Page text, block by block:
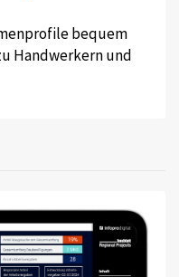
bequem
Handwerkern und